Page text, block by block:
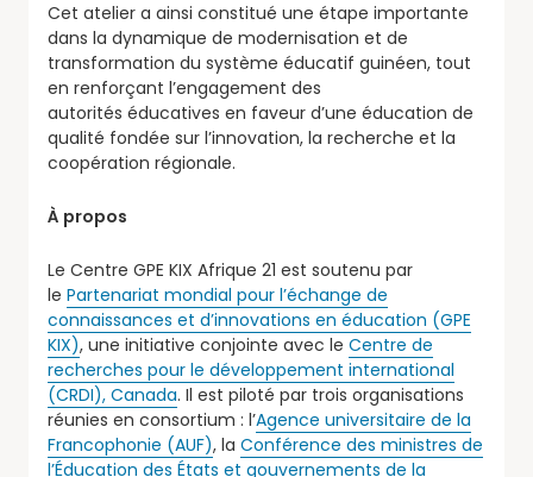
Cet atelier a ainsi constitué une étape importante
dans la dynamique de modernisation et de
transformation du système éducatif guinéen, tout
en renforçant l’engagement des
autorités éducatives en faveur d’une éducation de
qualité fondée sur l’innovation, la recherche et la
coopération régionale.
À propos
Le Centre GPE KIX Afrique 21 est soutenu par
le Partenariat mondial pour l’échange de
connaissances et d’innovations en éducation (GPE
KIX), une initiative conjointe avec le Centre de
recherches pour le développement international
(CRDI), Canada. Il est piloté par trois organisations
réunies en consortium : l’Agence universitaire de la
Francophonie (AUF), la Conférence des ministres de
l’Éducation des États et gouvernements de la